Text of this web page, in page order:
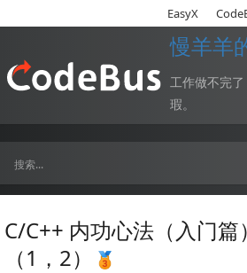
EasyX
慢羊羊
工作做不完
瑕。
C/C++ 内功心法（入门
（1，2）